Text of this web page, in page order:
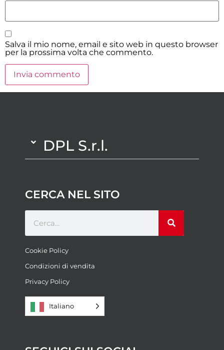
Salva il mio nome, email e sito web in questo browser
per la prossima volta che commento.
DPL S.r.l.
CERCA NEL SITO
Cookie Policy
Condizioni di vendita
Privacy Policy
Italiano